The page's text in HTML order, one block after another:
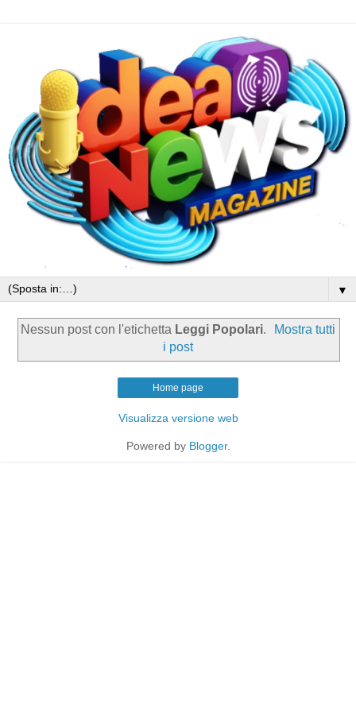
▼
Nessun post con l'etichetta Leggi Popolari.
Mostra tutti
i post
Home page
Visualizza versione web
Powered by Blogger.